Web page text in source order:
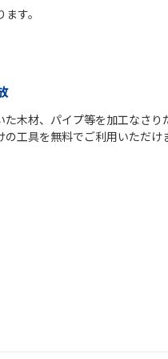
す。
た木材、パイプ等を加工なさり
工具を無料でご利用いただけ